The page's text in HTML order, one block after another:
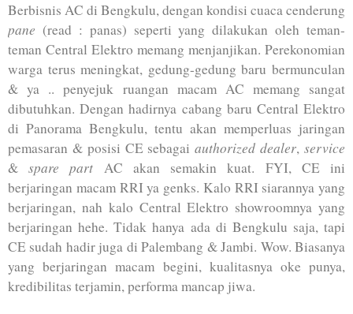
Berbisnis AC di Bengkulu, dengan kondisi cuaca cenderung
pane (read : panas) seperti yang dilakukan oleh teman-
teman Central Elektro memang menjanjikan. Perekonomian
warga terus meningkat, gedung-gedung baru bermunculan
& ya .. penyejuk ruangan macam AC memang sangat
dibutuhkan. Dengan hadirnya cabang baru Central Elektro
di Panorama Bengkulu, tentu akan memperluas jaringan
pemasaran & posisi CE sebagaiauthorized dealer,service
&spare part AC akan semakin kuat. FYI, CE ini
berjaringan macam RRI ya genks. Kalo RRI siarannya yang
berjaringan, nah kalo Central Elektro showroomnya yang
berjaringan hehe. Tidak hanya ada di Bengkulu saja, tapi
CE sudah hadir juga di Palembang & Jambi. Wow. Biasanya
yang berjaringan macam begini, kualitasnya oke punya,
kredibilitas terjamin, performa mancap jiwa.